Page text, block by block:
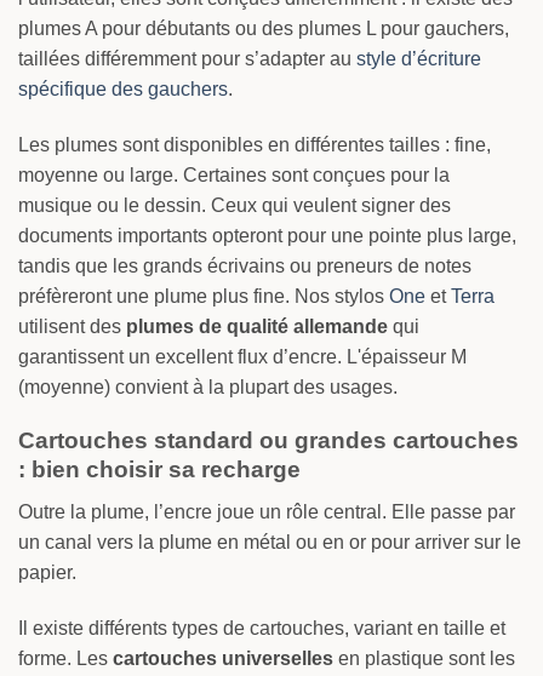
plumes A pour débutants ou des plumes L pour gauchers,
taillées différemment pour s’adapter au style d’écriture
spécifique des gauchers.
Les plumes sont disponibles en différentes tailles : fine,
moyenne ou large. Certaines sont conçues pour la
musique ou le dessin. Ceux qui veulent signer des
documents importants opteront pour une pointe plus large,
tandis que les grands écrivains ou preneurs de notes
préfèreront une plume plus fine. Nos stylos One etTerra
utilisent des plumes de qualité allemande qui
garantissent un excellent flux d’encre. L'épaisseur M
(moyenne) convient à la plupart des usages.
Cartouches standard ou grandes cartouches
: bien choisir sa recharge
Outre la plume, l’encre joue un rôle central. Elle passe par
un canal vers la plume en métal ou en or pour arriver sur le
papier.
Il existe différents types de cartouches, variant en taille et
forme. Les cartouches universelles en plastique sont les